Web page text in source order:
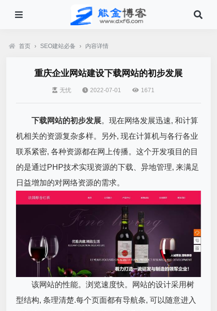
首页 › SEO建站必备 › 内容详情
重庆企业网站建设下载网站的初步发展
无忧 2022-07-01 1671
下载网站的初步发展。现在网络发展迅速, 和计算
机相关的资源复杂多样。另外, 现在计算机与各行各业
联系紧密, 各种资源都在网上传播。这个开发项目的目
的是通过PHP技术实现资源的下载、异地管理, 来满足
日益增加的对网络资源的需求。
该网站的性能。浏览速度快。网站的设计采用树
型结构, 条理清楚.每个页面都有导航条, 可以随意进入